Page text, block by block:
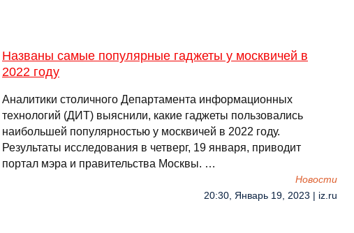
Названы самые популярные гаджеты у москвичей в
2022 году
Аналитики столичного Департамента информационных
технологий (ДИТ) выяснили, какие гаджеты пользовались
наибольшей популярностью у москвичей в 2022 году.
Результаты исследования в четверг, 19 января, приводит
портал мэра и правительства Москвы. …
Новости
20:30, Январь 19, 2023 | iz.ru